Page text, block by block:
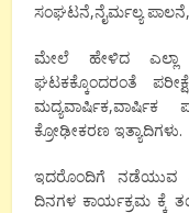
ಸಂಘಟನೆ,ನೈರ್ಮಲ್ಯ
ಮೇಲೆ ಹೇಳಿದ
ಘಟಕಕ್ಕೊಂದರಂತೆ
ಮದ್ಯವಾರ್ಷಿಕ,ವಾರ್ಷಿಕ
ಕ್ರೋಢೀಕರಣ ಇತ್ಯಾದಿಗಳು.
ಇದರೊಂದಿಗೆ ನಡೆಯುವ
ದಿನಗಳ ಕಾರ್ಯಕ್ರಮ ಕ್ಕೆ